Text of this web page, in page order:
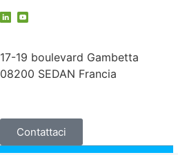
17-19 boulevard Gambetta
08200 SEDAN Francia
Contattaci